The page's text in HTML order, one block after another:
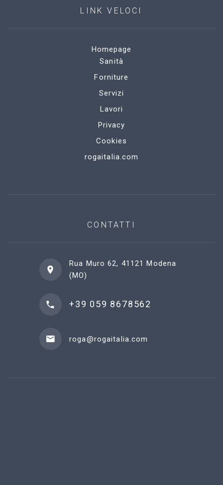
LINK VELOCI
Homepage
Sanità
Forniture
Servizi
Lavori
Privacy
Cookies
rogaitalia.com
CONTATTI
Rua Muro 62, 41121 Modena
(MO)
+39 059 8678562
roga@rogaitalia.com